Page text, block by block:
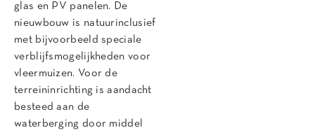
glas en PV panelen. De
nieuwbouw is natuurinclusief
met bijvoorbeeld speciale
verblijfsmogelijkheden voor
vleermuizen. Voor de
terreininrichting is aandacht
besteed aan de
waterberging door middel